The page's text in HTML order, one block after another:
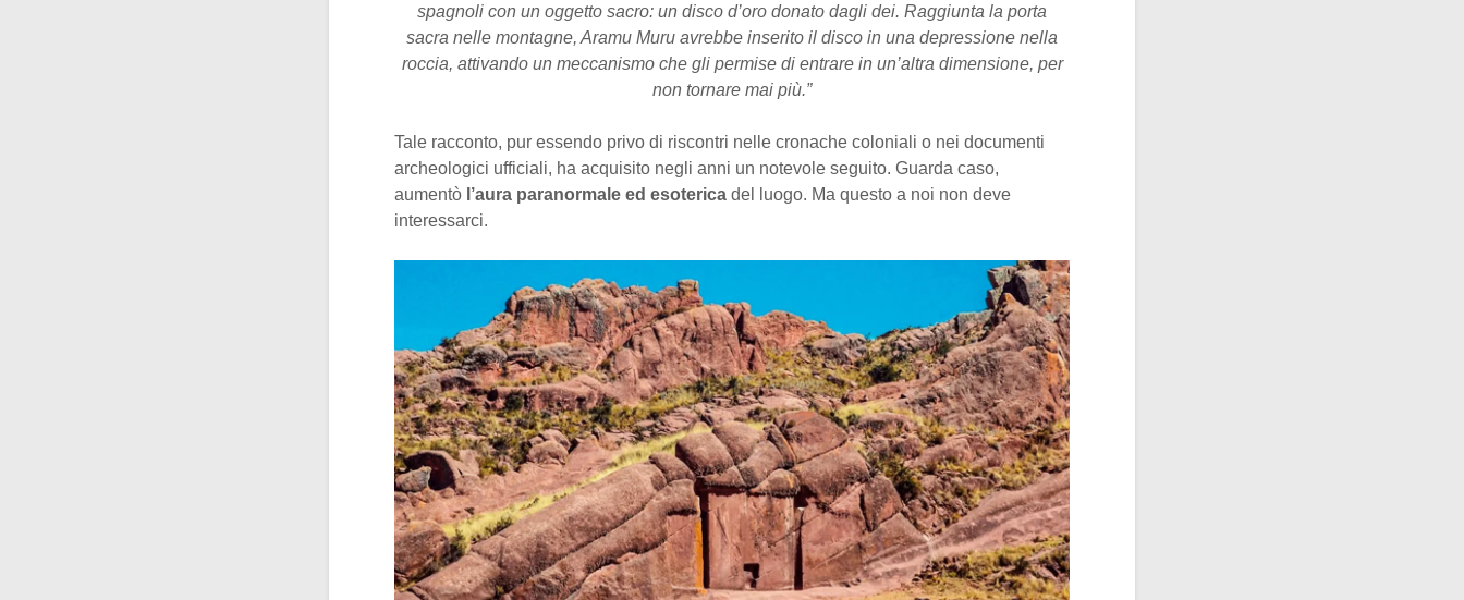
spagnoli con un oggetto sacro: un disco d’oro donato dagli dei. Raggiunta la porta
sacra nelle montagne, Aramu Muru avrebbe inserito il disco in una depressione nella
roccia, attivando un meccanismo che gli permise di entrare in un’altra dimensione, per
non tornare mai più.”
Tale racconto, pur essendo privo di riscontri nelle cronache coloniali o nei documenti
archeologici ufficiali, ha acquisito negli anni un notevole seguito. Guarda caso,
aumentò l’aura paranormale ed esoterica del luogo. Ma questo a noi non deve
interessarci.